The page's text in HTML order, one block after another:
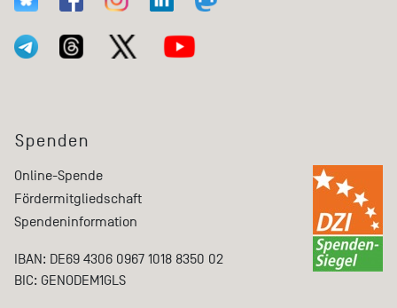
Spenden
Online-Spende
Fördermitgliedschaft
Spendeninformation
IBAN: DE69 4306 0967 1018 8350 02
BIC: GENODEM1GLS